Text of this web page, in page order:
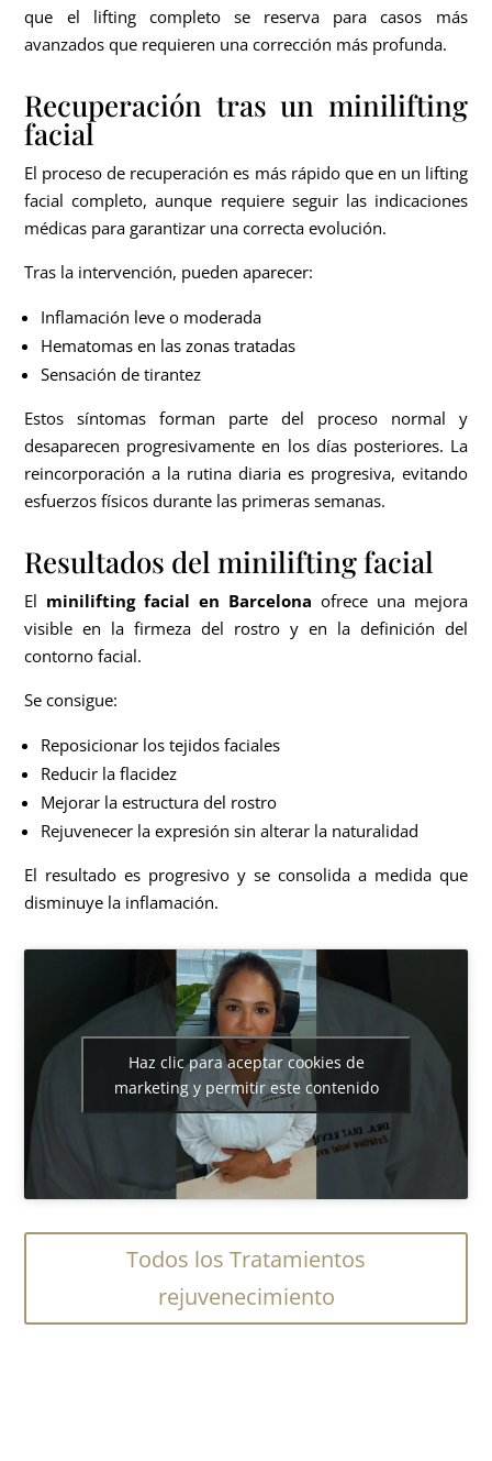
que el lifting completo se reserva para casos más
avanzados que requieren una corrección más profunda.
Recuperación tras un minilifting
facial
El proceso de recuperación es más rápido que en un lifting
facial completo, aunque requiere seguir las indicaciones
médicas para garantizar una correcta evolución.
Tras la intervención, pueden aparecer:
Inflamación leve o moderada
Hematomas en las zonas tratadas
Sensación de tirantez
Estos síntomas forman parte del proceso normal y
desaparecen progresivamente en los días posteriores. La
reincorporación a la rutina diaria es progresiva, evitando
esfuerzos físicos durante las primeras semanas.
Resultados del minilifting facial
El minilifting facial en Barcelona ofrece una mejora
visible en la firmeza del rostro y en la definición del
contorno facial.
Se consigue:
Reposicionar los tejidos faciales
Reducir la flacidez
Mejorar la estructura del rostro
Rejuvenecer la expresión sin alterar la naturalidad
El resultado es progresivo y se consolida a medida que
disminuye la inflamación.
Haz clic para aceptar cookies de
marketing y permitir este contenido
Todos los Tratamientos
rejuvenecimiento